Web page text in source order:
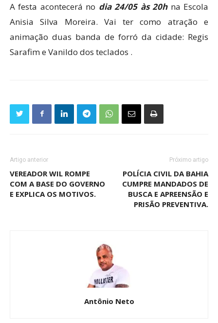
A festa acontecerá no dia 24/05 às 20hna Escola
Anisia Silva Moreira. Vai ter como atração e
animação duas banda de forró da cidade: Regis
Sarafim e Vanildo dos teclados .
Artigo anterior
VEREADOR WIL ROMPE
COM A BASE DO GOVERNO
E EXPLICA OS MOTIVOS.
Próximo artigo
POLÍCIA CIVIL DA BAHIA
CUMPRE MANDADOS DE
BUSCA E APREENSÃO E
PRISÃO PREVENTIVA.
Antônio Neto